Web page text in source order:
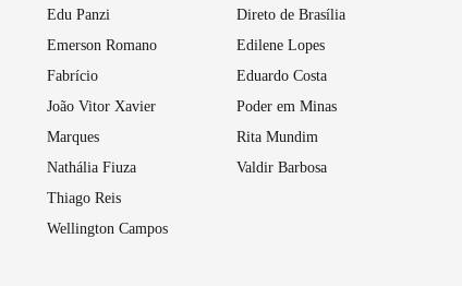
Edu Panzi
Emerson Romano
Fabrício
João Vitor Xavier
Marques
Nathália Fiuza
Thiago Reis
Wellington Campos
Direto de Brasília
Edilene Lopes
Eduardo Costa
Poder em Minas
Rita Mundim
Valdir Barbosa